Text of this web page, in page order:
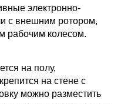
электронно-
с внешним ротором,
рабочим колесом.
на полу,
на стене с
можно разместить